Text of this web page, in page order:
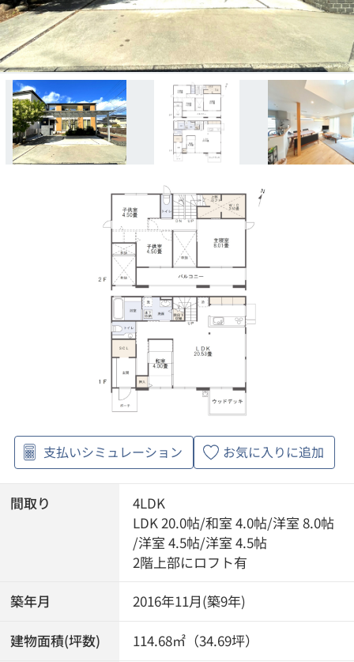
支払いシミュレーション お気に入りに追加
間取り
4LDK
LDK 20.0帖/和室 4.0帖/洋室 8.0帖
/洋室 4.5帖/洋室 4.5帖
2階上部にロフト有
築年月 2016年11月(築9年)
建物面積(坪数) 114.68㎡（34.69坪）